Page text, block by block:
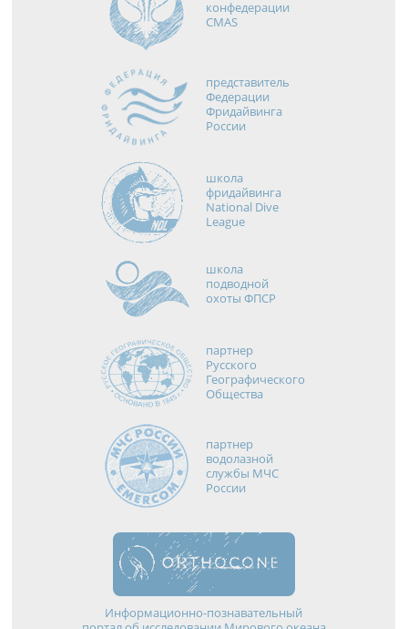
конфедерации
CMAS
представитель
Федерации
Фридайвинга
России
школа
фридайвинга
National Dive
League
школа
подводной
охоты ФПСР
партнер
Русского
Географического
Общества
партнер
водолазной
службы МЧС
России
Информационно-познавательный